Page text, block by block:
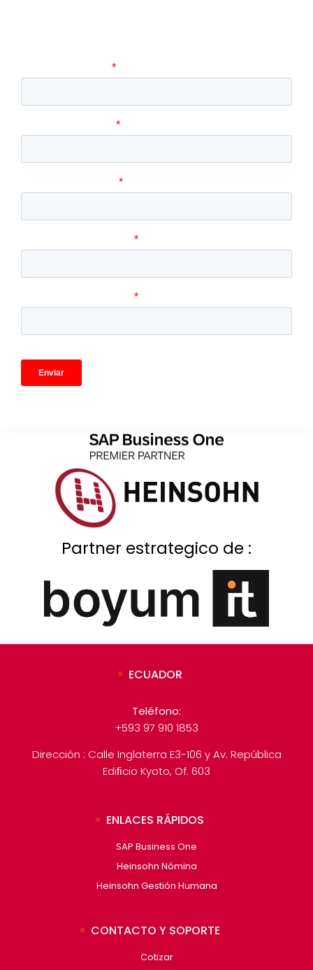
Partner estrategico de :
ECUADOR
Teléfono:
+593 97 910 1853
Dirección : Calle Inglaterra E3-106 y Av. República
Ediﬁcio Kyoto, Of. 603
ENLACES RÁPIDOS
SAP Business One
Heinsohn Nómina
Heinsohn Gestión Humana
CONTACTO Y SOPORTE
Cotizar